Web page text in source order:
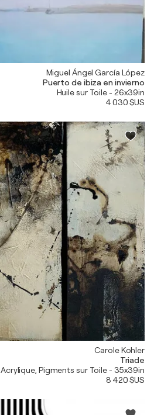
Miguel Ángel García López
Puerto de ibiza en invierno
Huile sur Toile - 26x39in
4 030 $US
Carole Kohler
Triade
Acrylique, Pigments sur Toile - 35x39in
8 420 $US